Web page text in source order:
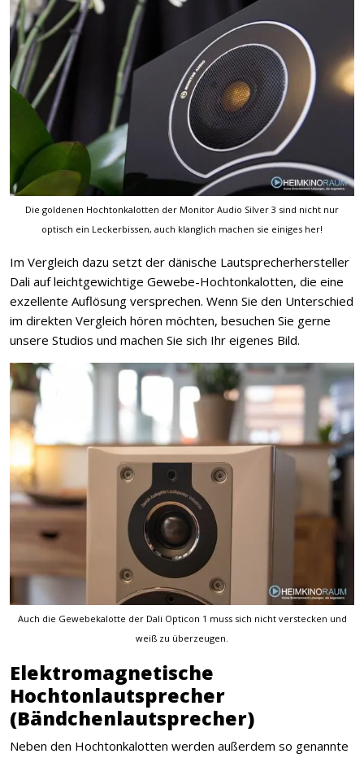
Die goldenen Hochtonkalotten der Monitor Audio Silver 3 sind nicht nur
optisch ein Leckerbissen, auch klanglich machen sie einiges her!
Im Vergleich dazu setzt der dänische Lautsprecherhersteller
Dali auf leichtgewichtige Gewebe-Hochtonkalotten, die eine
exzellente Auflösung versprechen. Wenn Sie den Unterschied
im direkten Vergleich hören möchten, besuchen Sie gerne
unsere Studios und machen Sie sich Ihr eigenes Bild.
Auch die Gewebekalotte der Dali Opticon 1 muss sich nicht verstecken und
weiß zu überzeugen.
Elektromagnetische
Hochtonlautsprecher
(Bändchenlautsprecher)
Neben den Hochtonkalotten werden außerdem so genannte